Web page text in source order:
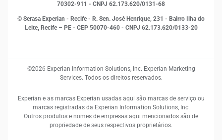
70302-911 - CNPJ 62.173.620/0131-68
© Serasa Experian - Recife - R. Sen. José Henrique, 231 - Bairro Ilha do
Leite, Recife – PE - CEP 50070-460 - CNPJ 62.173.620/0133-20
©2026 Experian Information Solutions, Inc. Experian Marketing
Services. Todos os direitos reservados.
Experian e as marcas Experian usadas aqui são marcas de serviço ou
marcas registradas da Experian Information Solutions, Inc.
Outros produtos e nomes de empresas aqui mencionados são de
propriedade de seus respectivos proprietários.